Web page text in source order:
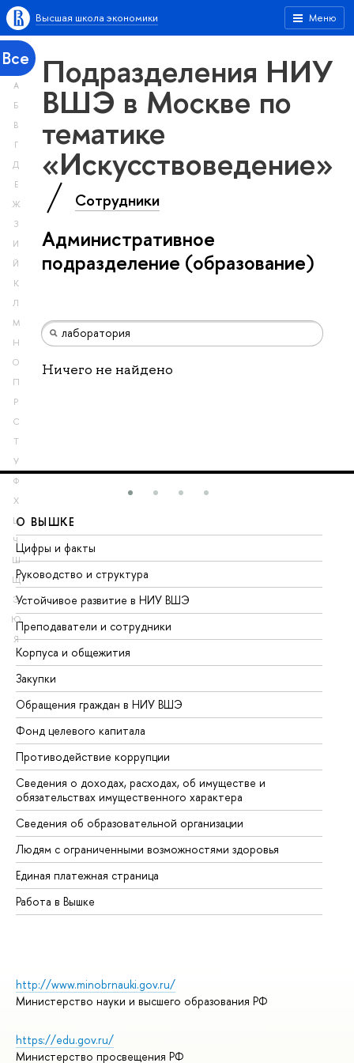
Меню
Высшая школа экономики
Все
А
Б
В
Г
Д
Е
Ж
З
И
Й
К
Л
М
Н
О
П
Р
С
Т
У
Ф
Х
Ц
Ч
Ш
Щ
Э
Ю
Я
Подразделения НИУ
ВШЭ в Москве по
тематике
«Искусствоведение»
Сотрудники
Административное
подразделение (образование)
Ничего не найдено
О ВЫШКЕ
Цифры и факты
Руководство и структура
Устойчивое развитие в НИУ ВШЭ
Преподаватели и сотрудники
Корпуса и общежития
Закупки
Обращения граждан в НИУ ВШЭ
Фонд целевого капитала
Противодействие коррупции
Сведения о доходах, расходах, об имуществе и
обязательствах имущественного характера
Сведения об образовательной организации
Людям с ограниченными возможностями здоровья
Единая платежная страница
Работа в Вышке
http://www.minobrnauki.gov.ru/
Министерство науки и высшего образования РФ
https://edu.gov.ru/
Министерство просвещения РФ